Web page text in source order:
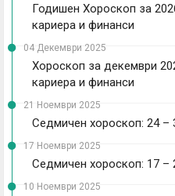
Годишен Хороскоп за
кариера и финанси
04 Декември 2025
Хороскоп за декември
кариера и финанси
21 Ноември 2025
Седмичен хороскоп: 24 –
17 Ноември 2025
Седмичен хороскоп: 17 –
10 Ноември 2025